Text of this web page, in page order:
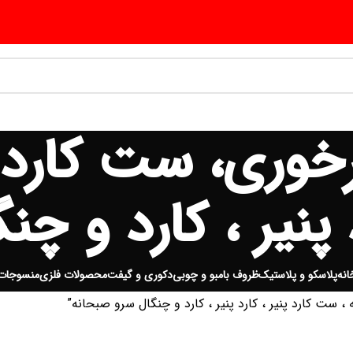
ست
پنیر ، کارد و
پلاسکو و پلاستیکظروف بامبو و چوبیدکوری و گیفتمحصولات فلزی
کارد پنیر ، کارد پنیر ، کارد و چنگال سرو صبحانه”